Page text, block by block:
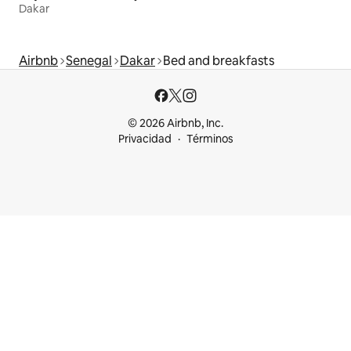
Dakar
Airbnb Senegal Dakar Bed and breakfasts
© 2026 Airbnb, Inc.
Privacidad
Términos